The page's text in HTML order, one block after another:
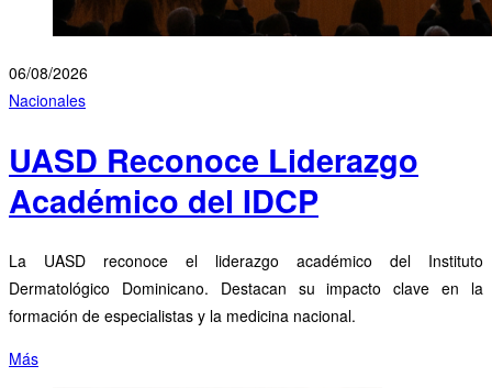
06/08/2026
Nacionales
UASD Reconoce Liderazgo
Académico del IDCP
La UASD reconoce el liderazgo académico del Instituto
Dermatológico Dominicano. Destacan su impacto clave en la
formación de especialistas y la medicina nacional.
Más